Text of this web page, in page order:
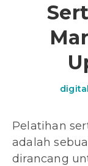
Pelatihan
adalah
dirancang